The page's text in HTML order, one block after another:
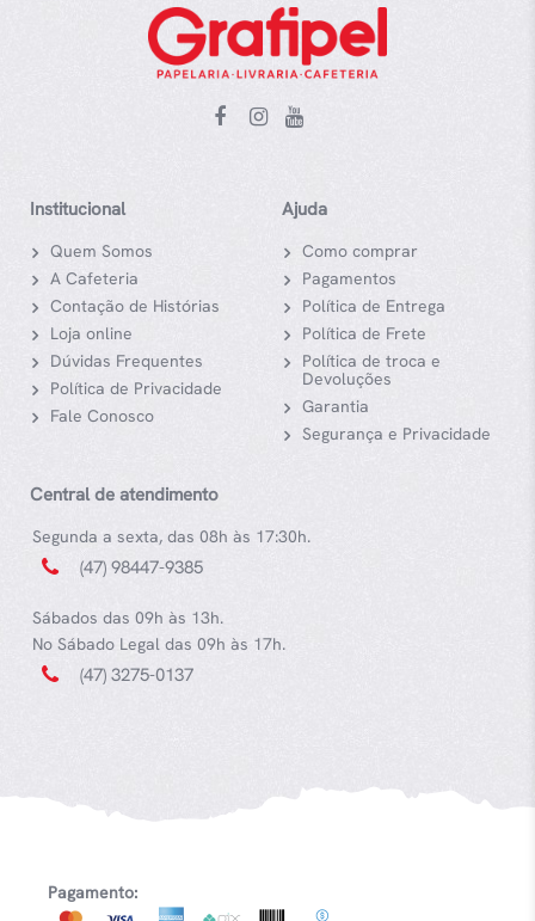
Institucional
Quem Somos
A Cafeteria
Contação de Histórias
Loja online
Dúvidas Frequentes
Política de Privacidade
Fale Conosco
Ajuda
Como comprar
Pagamentos
Política de Entrega
Política de Frete
Política de troca e
Devoluções
Garantia
Segurança e Privacidade
Central de atendimento
Segunda a sexta, das 08h às 17:30h.
(47) 98447-9385
Sábados das 09h às 13h.
No Sábado Legal das 09h às 17h.
(47) 3275-0137
Pagamento: